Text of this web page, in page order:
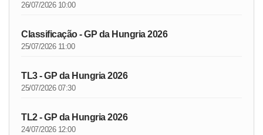
26/07/2026 10:00
Classificação - GP da Hungria 2026
25/07/2026 11:00
TL3 - GP da Hungria 2026
25/07/2026 07:30
TL2 - GP da Hungria 2026
24/07/2026 12:00